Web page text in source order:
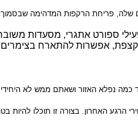
שלה, פריחת הרקפות המדהימה שבסמוך
ספורט אתגרי, מסעדות
הקצפת, אפשרות להתארח
כמה נפלא האזור ושאתם ממש לא
האחרון. בצורה זו תוכלו להיות